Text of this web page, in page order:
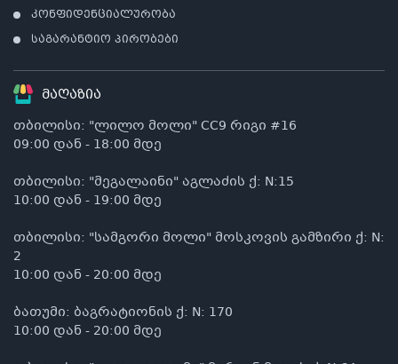
კონფიდენციალურობა
საგარანტიო პირობები
მაღაზია
თბილისი: "ლილო მოლი" CC9 რიგი #16
09:00 დან - 18:00 მდე
თბილისი: "მეგალაინი" აგლაძის ქ: N:15
10:00 დან - 19:00 მდე
თბილისი: "სამგორი მოლი" მოსკოვის გამზირი ქ: N:
2
10:00 დან - 20:00 მდე
ბათუმი: ბაგრატიონის ქ: N: 170
10:00 დან - 20:00 მდე